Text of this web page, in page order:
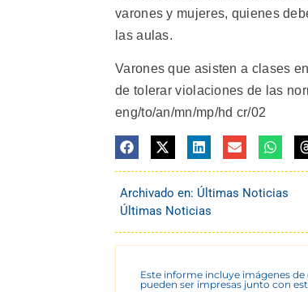
varones y mujeres, quienes
las aulas.
Varones que asisten a clases
de tolerar violaciones de las
eng/to/an/mn/mp/hd cr/02
Archivado en: Últimas Noticias
Últimas Noticias
Este informe incluye imágenes
pueden ser impresas junto con